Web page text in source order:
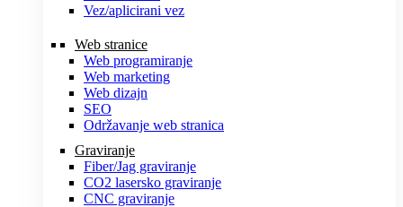
Vez/aplicirani vez
Web stranice
Web programiranje
Web marketing
Web dizajn
SEO
Održavanje web stranica
Graviranje
Fiber/Jag graviranje
CO2 lasersko graviranje
CNC graviranje